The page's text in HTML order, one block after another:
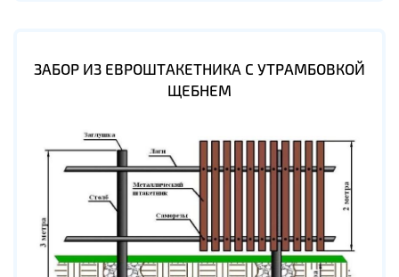
ЗАБОР ИЗ ЕВРОШТАКЕТНИКА С УТРАМБОВКОЙ
ЩЕБНЕМ